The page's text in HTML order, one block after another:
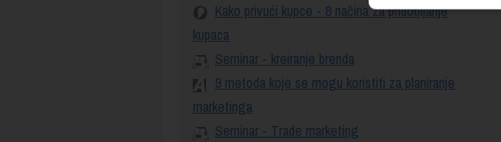
Kako privući kupce - 8 načina za pridobijanje
kupaca
Seminar - kreiranje brenda
9 metoda koje se mogu koristiti za planiranje
marketinga
Seminar - Trade marketing